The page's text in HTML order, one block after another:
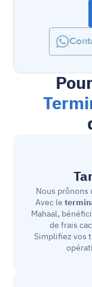
Nous
Avec le
Mahaal,
de frais
Simplifiez vos